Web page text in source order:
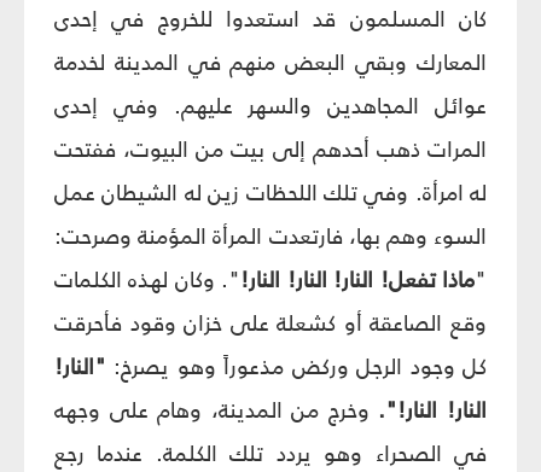
كان المسلمون قد استعدوا للخروج في إحدى
المعارك وبقي البعض منهم في المدينة لخدمة
عوائل المجاهدين والسهر عليهم. وفي إحدى
المرات ذهب أحدهم إلى بيت من البيوت، ففتحت
له امرأة. وفي تلك اللحظات زين له الشيطان عمل
السوء وهم بها، فارتعدت المرأة المؤمنة وصرحت:
"ماذا تفعل! النار! النار! النار!". وكان لهذه الكلمات
وقع الصاعقة أو كشعلة على خزان وقود فأحرقت
كل وجود الرجل وركض مذعوراً وهو يصرخ: "النار!
النار! النار!". وخرج من المدينة، وهام على وجهه
في الصحراء وهو يردد تلك الكلمة. عندما رجع